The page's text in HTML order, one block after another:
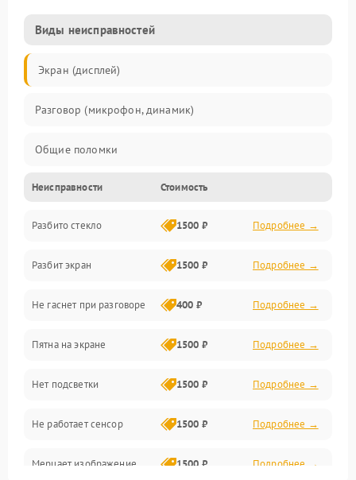
Виды неисправностей
Экран (дисплей)
Разговор (микрофон, динамик)
Общие поломки
Проблемы связи
Камеры
Проблемы с дисплеем и сенсором
Зарядка
Проблемы с питанием, зарядкой и аккумулятором
Проблемы с работой системы, корпусом и другие
Неисправности Стоимость
Разбито стекло 1500 ₽ Подробнее →
Разбит экран 1500 ₽ Подробнее →
Не гаснет при разговоре 400 ₽ Подробнее →
Пятна на экране 1500 ₽ Подробнее →
Нет подсветки 1500 ₽ Подробнее →
Не работает сенсор 1500 ₽ Подробнее →
Мерцает изображение 1500 ₽ Подробнее →